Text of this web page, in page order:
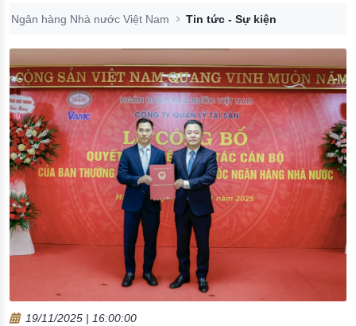
Đào tạo ISO
Ngân hàng Nhà nước Việt Nam Tin tức - Sự kiện
19/11/2025 | 16:00:00